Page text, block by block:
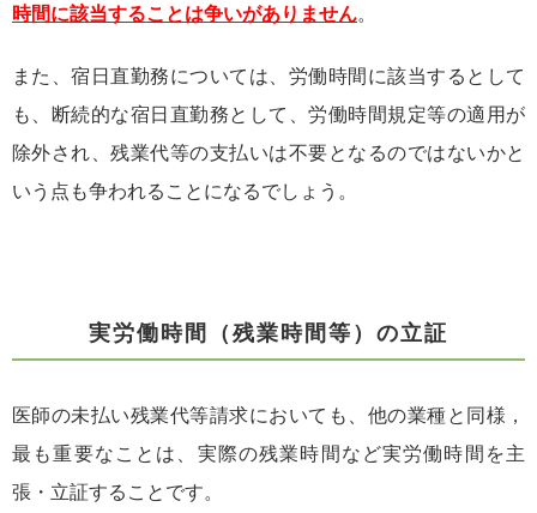
時間に該当することは争いがありません。
また、宿日直勤務については、労働時間に該当するとして
も、断続的な宿日直勤務として、労働時間規定等の適用が
除外され、残業代等の支払いは不要となるのではないかと
いう点も争われることになるでしょう。
実労働時間（残業時間等）の立証
医師の未払い残業代等請求においても、他の業種と同様，
最も重要なことは、実際の残業時間など実労働時間を主
張・立証することです。